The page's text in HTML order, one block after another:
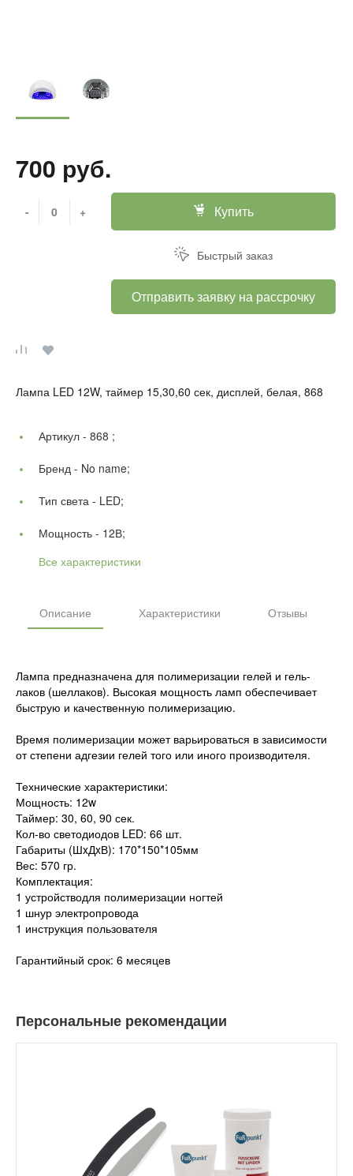
700 руб.
- + Купить
Быстрый заказ
Отправить заявку на рассрочку
Лампа LED 12W, таймер 15,30,60 сек, дисплей, белая, 868
Артикул - 868 ;
Бренд - No name;
Тип света - LED;
Мощность - 12В;
Все характеристики
Описание Характеристики Отзывы
Лампа предназначена для полимеризации гелей и гель-
лаков (шеллаков). Высокая мощность ламп обеспечивает
быструю и качественную полимеризацию.
Время полимеризации может варьироваться в зависимости
от степени адгезии гелей того или иного производителя.
Технические характеристики:
Мощность: 12w
Таймер: 30, 60, 90 сек.
Кол-во светодиодов LED: 66 шт.
Габариты (ШxДxВ): 170*150*105мм
Вес: 570 гр.
Комплектация:
1 устройстводля полимеризации ногтей
1 шнур электропровода
1 инструкция пользователя
Гарантийный срок: 6 месяцев
Персональные рекомендации